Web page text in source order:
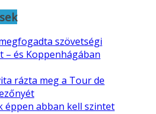
szövetségi
– és Koppenhágában
rázta meg a Tour de
éppen abban kell szintet